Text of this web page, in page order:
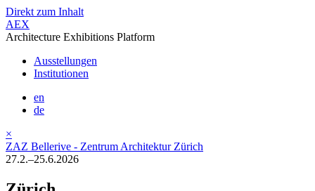
Direkt zum Inhalt
AEX
Architecture Exhibitions Platform
Ausstellungen
Institutionen
en
de
×
ZAZ Bellerive - Zentrum Architektur Zürich
27.2.–25.6.2026